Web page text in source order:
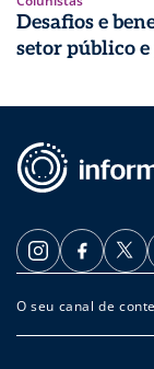
Desafios e
setor público
O seu canal de